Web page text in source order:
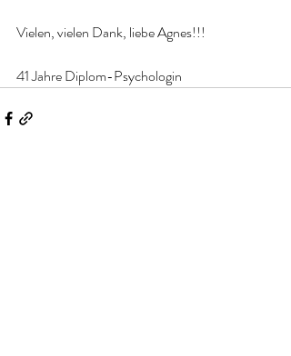
Vielen, vielen Dank, liebe Agnes!!!
41 Jahre Diplom-Psychologin